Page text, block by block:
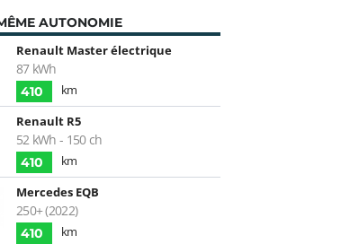
AUTONOMIE
Renault Master électrique
87 kWh
410
km
Renault R5
52 kWh - 150 ch
410
km
Mercedes EQB
250+ (2022)
410 km